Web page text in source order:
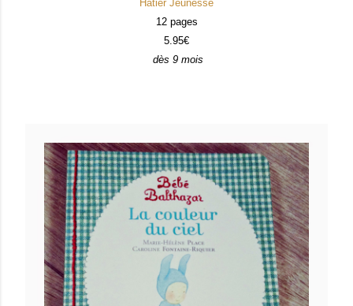
Hatier Jeunesse
12 pages
5.95€
dès 9 mois